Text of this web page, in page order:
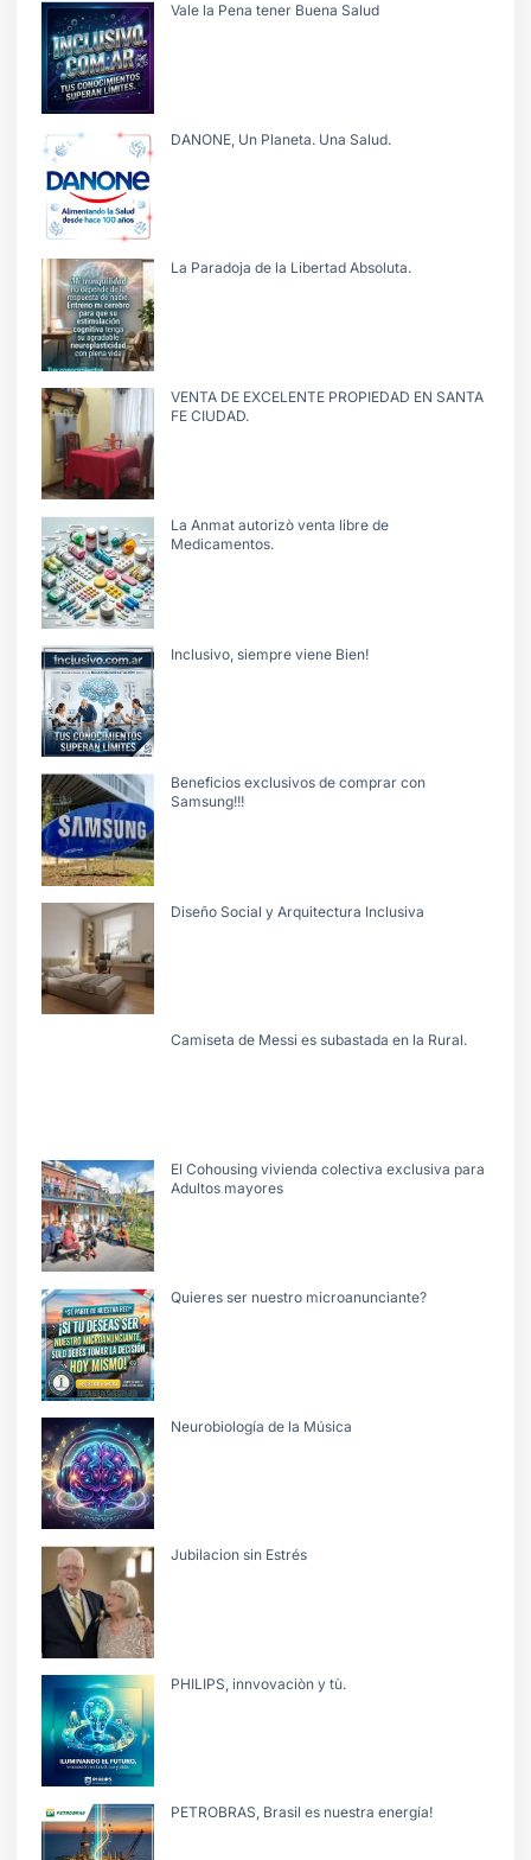
Vale la Pena tener Buena Salud
DANONE, Un Planeta. Una Salud.
La Paradoja de la Libertad Absoluta.
VENTA DE EXCELENTE PROPIEDAD EN SANTA
FE CIUDAD.
La Anmat autorizò venta libre de
Medicamentos.
Inclusivo, siempre viene Bien!
Beneficios exclusivos de comprar con
Samsung!!!
Diseño Social y Arquitectura Inclusiva
Camiseta de Messi es subastada en la Rural.
El Cohousing vivienda colectiva exclusiva para
Adultos mayores
Quieres ser nuestro microanunciante?
Neurobiología de la Música
Jubilacion sin Estrés
PHILIPS, innvovaciòn y tù.
PETROBRAS, Brasil es nuestra energía!